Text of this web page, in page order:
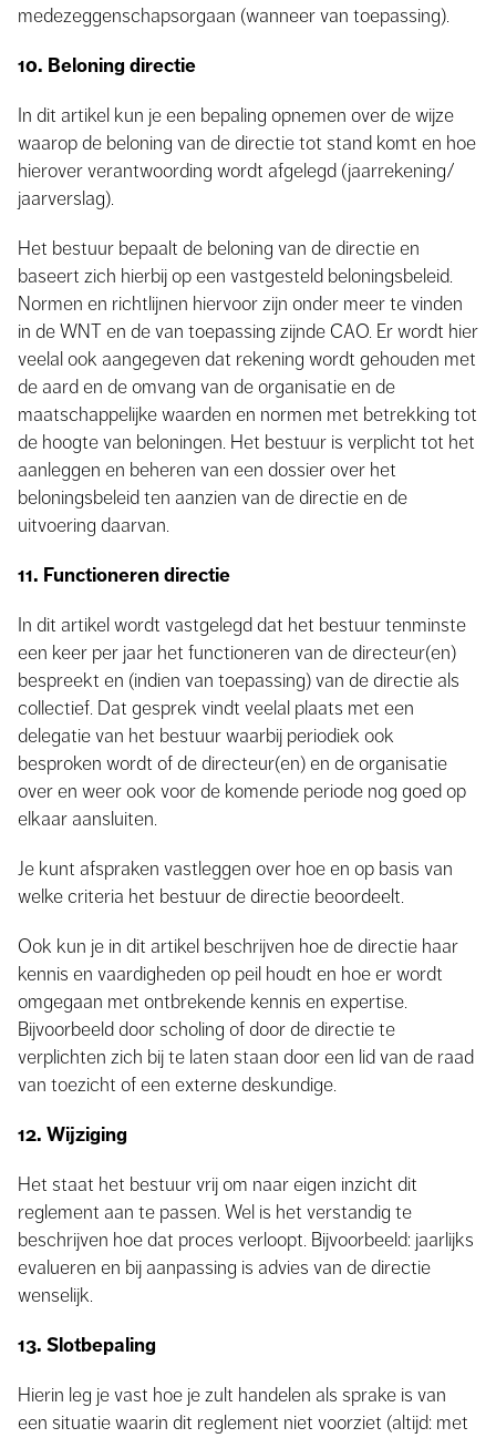
medezeggenschapsorgaan (wanneer van toepassing).
10. Beloning directie
In dit artikel kun je een bepaling opnemen over de wijze
waarop de beloning van de directie tot stand komt en hoe
hierover verantwoording wordt afgelegd (jaarrekening/
jaarverslag).
Het bestuur bepaalt de beloning van de directie en
baseert zich hierbij op een vastgesteld beloningsbeleid.
Normen en richtlijnen hiervoor zijn onder meer te vinden
in de WNT en de van toepassing zijnde CAO. Er wordt hier
veelal ook aangegeven dat rekening wordt gehouden met
de aard en de omvang van de organisatie en de
maatschappelijke waarden en normen met betrekking tot
de hoogte van beloningen. Het bestuur is verplicht tot het
aanleggen en beheren van een dossier over het
beloningsbeleid ten aanzien van de directie en de
uitvoering daarvan.
11. Functioneren directie
In dit artikel wordt vastgelegd dat het bestuur tenminste
een keer per jaar het functioneren van de directeur(en)
bespreekt en (indien van toepassing) van de directie als
collectief. Dat gesprek vindt veelal plaats met een
delegatie van het bestuur waarbij periodiek ook
besproken wordt of de directeur(en) en de organisatie
over en weer ook voor de komende periode nog goed op
elkaar aansluiten.
Je kunt afspraken vastleggen over hoe en op basis van
welke criteria het bestuur de directie beoordeelt.
Ook kun je in dit artikel beschrijven hoe de directie haar
kennis en vaardigheden op peil houdt en hoe er wordt
omgegaan met ontbrekende kennis en expertise.
Bijvoorbeeld door scholing of door de directie te
verplichten zich bij te laten staan door een lid van de raad
van toezicht of een externe deskundige.
12. Wijziging
Het staat het bestuur vrij om naar eigen inzicht dit
reglement aan te passen. Wel is het verstandig te
beschrijven hoe dat proces verloopt. Bijvoorbeeld: jaarlijks
evalueren en bij aanpassing is advies van de directie
wenselijk.
13. Slotbepaling
Hierin leg je vast hoe je zult handelen als sprake is van
een situatie waarin dit reglement niet voorziet (altijd: met